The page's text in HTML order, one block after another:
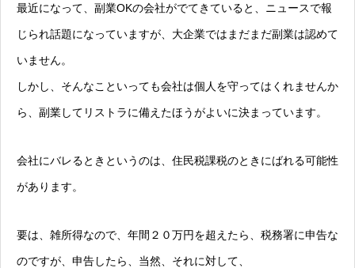
最近になって、副業OKの会社がでてきていると、ニュースで報
じられ話題になっていますが、大企業ではまだまだ副業は認めて
いません。
しかし、そんなこといっても会社は個人を守ってはくれませんか
ら、副業してリストラに備えたほうがよいに決まっています。
会社にバレるときというのは、住民税課税のときにばれる可能性
があります。
要は、雑所得なので、年間２０万円を超えたら、税務署に申告な
のですが、申告したら、当然、それに対して、